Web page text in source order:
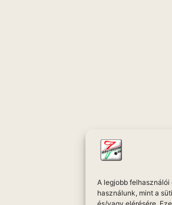
A legjobb
használunk, mint a